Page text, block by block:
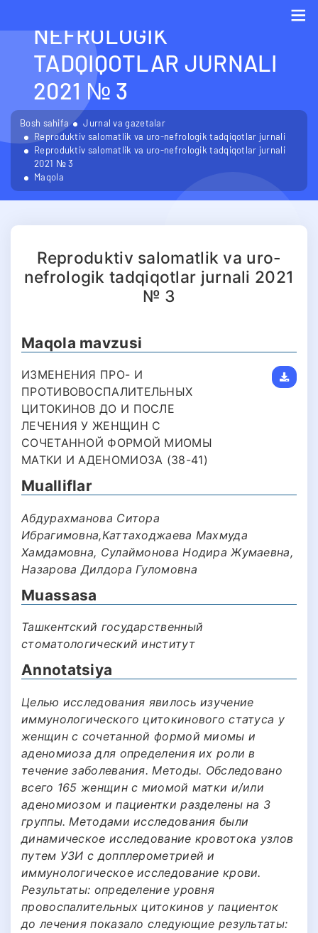
NEFROLOGIK
TADQIQOTLAR JURNALI
2021 № 3
Bosh sahifa
Jurnal va gazetalar
Reproduktiv salomatlik va uro-nefrologik tadqiqotlar jurnali
Reproduktiv salomatlik va uro-nefrologik tadqiqotlar jurnali
2021 № 3
Maqola
Reproduktiv salomatlik va uro-
nefrologik tadqiqotlar jurnali 2021
№ 3
Maqola mavzusi
ИЗМЕНЕНИЯ ПРО- И
ПРОТИВОВОСПАЛИТЕЛЬНЫХ
ЦИТОКИНОВ ДО И ПОСЛЕ
ЛЕЧЕНИЯ У ЖЕНЩИН С
СОЧЕТАННОЙ ФОРМОЙ МИОМЫ
МАТКИ И АДЕНОМИОЗА (38-41)
Mualliflar
Абдурахманова Ситора
Ибрагимовна,Каттаходжаева Махмуда
Хамдамовна, Сулаймонова Нодира Жумаевна,
Назарова Дилдора Гуломовна
Muassasa
Ташкентский государственный
стоматологический институт
Annotatsiya
Целью исследования явилось изучение
иммунологического цитокинового статуса у
женщин с сочетанной формой миомы и
аденомиоза для определения их роли в
течение заболевания. Методы. Обследовано
всего 165 женщин с миомой матки и/или
аденомиозом и пациентки разделены на 3
группы. Методами исследования были
динамическое исследование кровотока узлов
путем УЗИ с допплерометрией и
иммунологическое исследование крови.
Результаты: определение уровня
провоспалительных цитокинов у пациенток
до лечения показало следующие результаты: